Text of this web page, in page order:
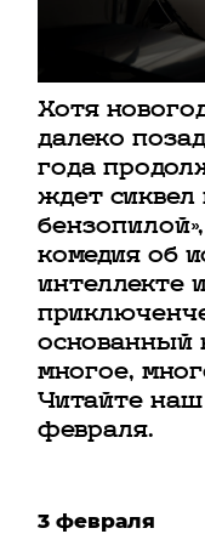
Хотя
далеко
года
ждет сиквел
комедия об
интеллекте
основанный
многое,
Читайте
февраля.
3 февраля